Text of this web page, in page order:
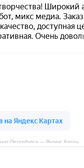
— Яндекс Карты